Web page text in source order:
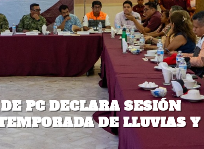
PC DECLARA SESIÓN
DE LLUVIAS Y